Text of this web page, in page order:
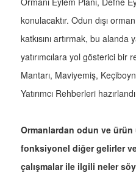
konulacaktır. Odun dışı
katkısını artırmak, bu alanda
yatırımcılara yol gösterici bir
Mantarı, Maviyemiş,
Yatırımcı Rehberleri
Ormanlardan odun ve ürün
fonksiyonel diğer gelirler
çalışmalar ile ilgili neler